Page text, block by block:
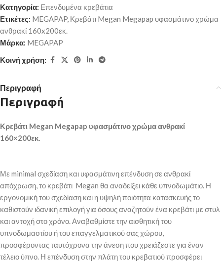
Κατηγορία: Επενδυμένα κρεβάτια
Ετικέτες: MEGAPAP, Κρεβάτι Megan Megapap υφασμάτινο χρώμα
ανθρακί 160x200εκ.
Μάρκα: MEGAPAP
Κοινή χρήση:
Περιγραφή
Περιγραφή
Κρεβάτι Megan Megapap υφασμάτινο χρώμα ανθρακί
160×200εκ.
Με minimal σχεδίαση και υφασμάτινη επένδυση σε ανθρακί
απόχρωση, το κρεβάτι Megan θα αναδείξει κάθε υπνοδωμάτιο. Η
εργονομική του σχεδίαση και η υψηλή ποιότητα κατασκευής το
καθιστούν ιδανική επιλογή για όσους αναζητούν ένα κρεβάτι με στυλ
και αντοχή στο χρόνο. Αναβαθμίστε την αισθητική του
υπνοδωμαστίου ή του επαγγελματικού σας χώρου,
προσφέροντας ταυτόχρονα την άνεση που χρειάζεστε για έναν
τέλειο ύπνο. Η επένδυση στην πλάτη του κρεβατιού προσφέρει